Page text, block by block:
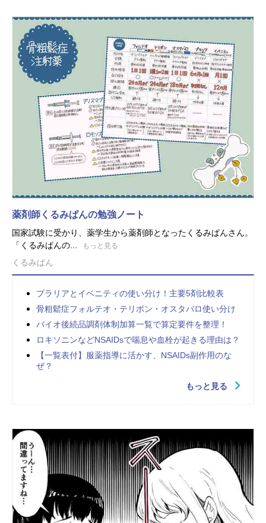
薬剤師くるみぱんの勉強ノート
国家試験に受かり、薬学生から薬剤師となったくるみぱんさん。
「くるみぱんの...
もっと見る
くるみぱん
プラリアとイベニティの使い分け！主要5剤比較表
骨粗鬆症フォルテオ・テリボン・オスタバロ使い分け
バイオ後続品調剤体制加算一覧で算定要件を整理！
ロキソニンなどNSAIDsで喘息や血栓が起きる理由は？
【一覧表付】服薬指導に活かす、NSAIDs副作用のな
ぜ？
もっと見る